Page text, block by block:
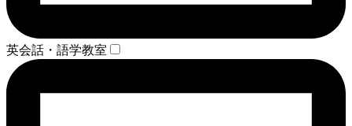
英会話・語学教室